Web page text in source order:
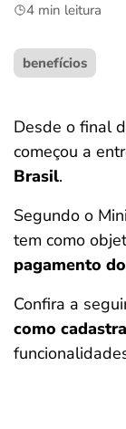
benefícios
crédito fácil
ferramentas
4 min leitura
benefícios
Desde o final
começou a
Brasil.
Segundo o
tem como
pagamento
Confira a
como